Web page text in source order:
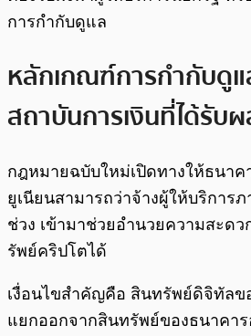
การกำกับดูแล
หลักเกณฑ์การกำกับดูแ
สถาบันการเงินที่ได้รับ
กฎหมายฉบับใหม่เปิดทางให้ธนา
ยูเนียนสามารถว่าจ้างผู้ให้บริการ
ช่วง เข้ามาช่วยอำนวยความสะด
รัพย์คริปโตได้
เงื่อนไขสำคัญคือ สินทรัพย์ดิจิทัลข
แยกออกจากสินทรัพย์ของธนาคาร